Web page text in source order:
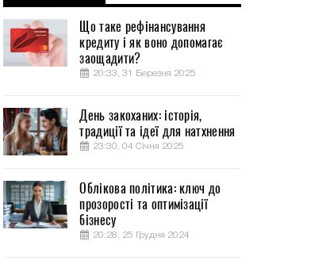
Що таке рефінансування
кредиту і як воно допомагає
заощадити?
20:33, 31 Березня 2025
День закоханих: історія,
традиції та ідеї для натхнення
23:30, 04 Січня 2025
Облікова політика: ключ до
прозорості та оптимізації
бізнесу
20:28, 25 Грудня 2024